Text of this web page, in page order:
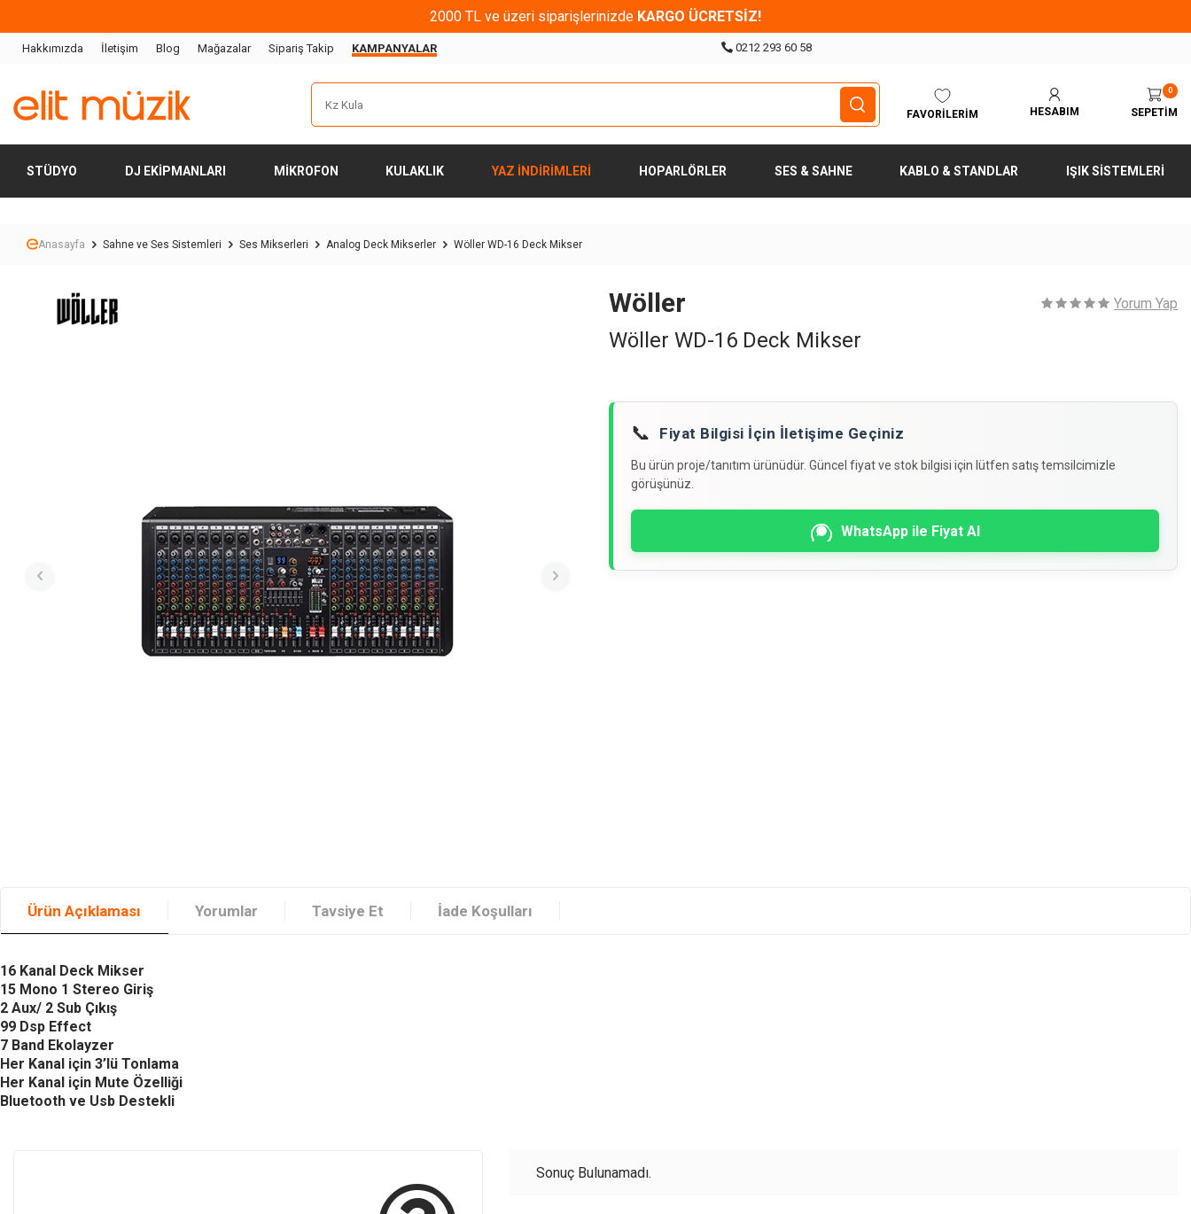
2000 TL ve üzeri siparişlerinizde KARGO ÜCRETSİZ!
Hakkımızda İletişim Blog Mağazalar Sipariş Takip KAMPANYALAR 0212 293 60 58
FAVORILERIM HESABIM
0
SEPETIM
STÜDYO DJ EKIPMANLARI MIKROFON KULAKLIK YAZ İNDİRİMLERİ HOPARLÖRLER SES & SAHNE KABLO & STANDLAR IŞIK SISTEMLERI
Anasayfa Sahne ve Ses Sistemleri Ses Mikserleri Analog Deck Mikserler Wöller WD-16 Deck Mikser
Wöller Yorum Yap
Wöller WD-16 Deck Mikser
📞 Fiyat Bilgisi İçin İletişime Geçiniz
Bu ürün proje/tanıtım ürünüdür. Güncel fiyat ve stok bilgisi için lütfen satış temsilcimizle
görüşünüz.
WhatsApp ile Fiyat Al
Ürün Açıklaması Yorumlar Tavsiye Et İade Koşulları
16 Kanal Deck Mikser
15 Mono 1 Stereo Giriş
2 Aux/ 2 Sub Çıkış
99 Dsp Effect
7 Band Ekolayzer
Her Kanal için 3’lü Tonlama
Her Kanal için Mute Özelliği
Bluetooth ve Usb Destekli
Sonuç Bulunamadı.